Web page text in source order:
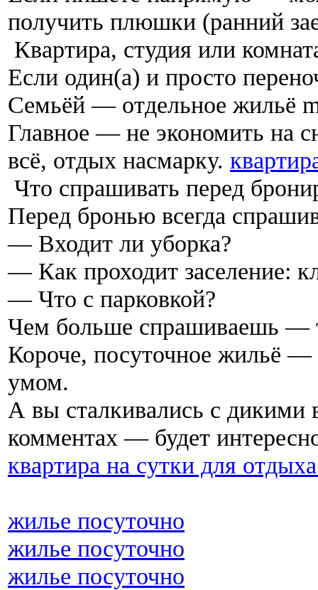
получить плюшки (ранний
Квартира, студия или
Если один(а) и просто
Семьёй — отдельное жильё
Главное — не экономить на
всё, отдых насмарку.
Что спрашивать перед
Перед бронью всегда
— Входит ли уборка?
— Как проходит заселение:
— Что с парковкой?
Чем больше спрашиваешь —
Короче, посуточное жильё —
умом.
А вы сталкивались с дикими
комментах — будет
квартира на сутки для
жилье посуточно
жилье посуточно
жилье посуточно